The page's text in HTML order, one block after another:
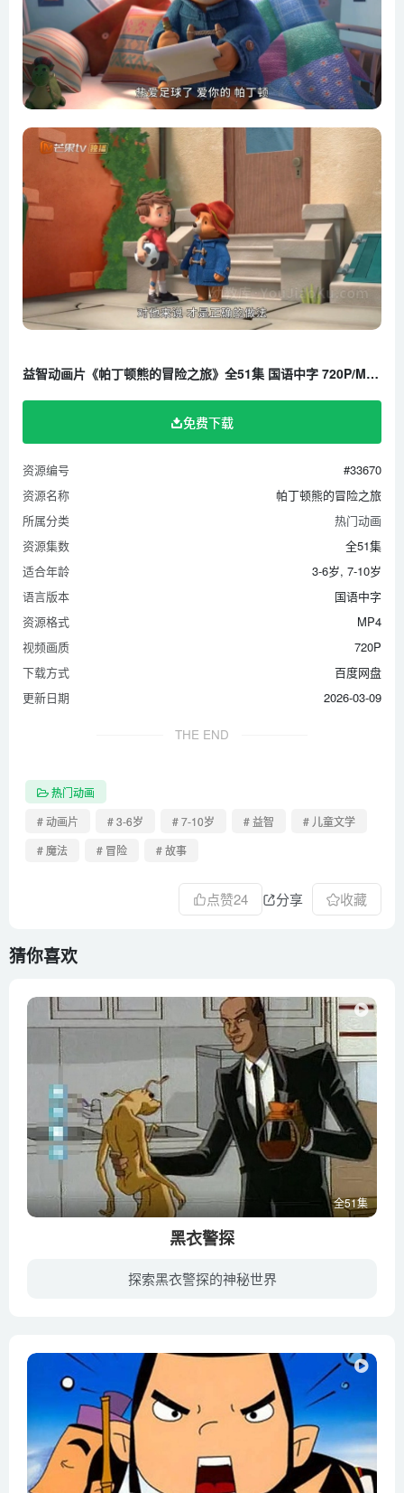
益智动画片《帕丁顿熊的冒险之旅》全51集 国语中字 720P/MP4/3.17G 百度云网盘下载
免费下载
资源编号
#33670
资源名称
帕丁顿熊的冒险之旅
所属分类
热门动画
资源集数
全51集
适合年龄
3-6岁, 7-10岁
语言版本
国语中字
资源格式
MP4
视频画质
720P
下载方式
百度网盘
更新日期
2026-03-09
THE END
热门动画
# 动画片
# 3-6岁 # 7-10岁 # 益智
# 儿童文学
# 魔法
# 冒险 # 故事
点赞24 分享 收藏
猜你喜欢
全51集
黑衣警探
探索黑衣警探的神秘世界